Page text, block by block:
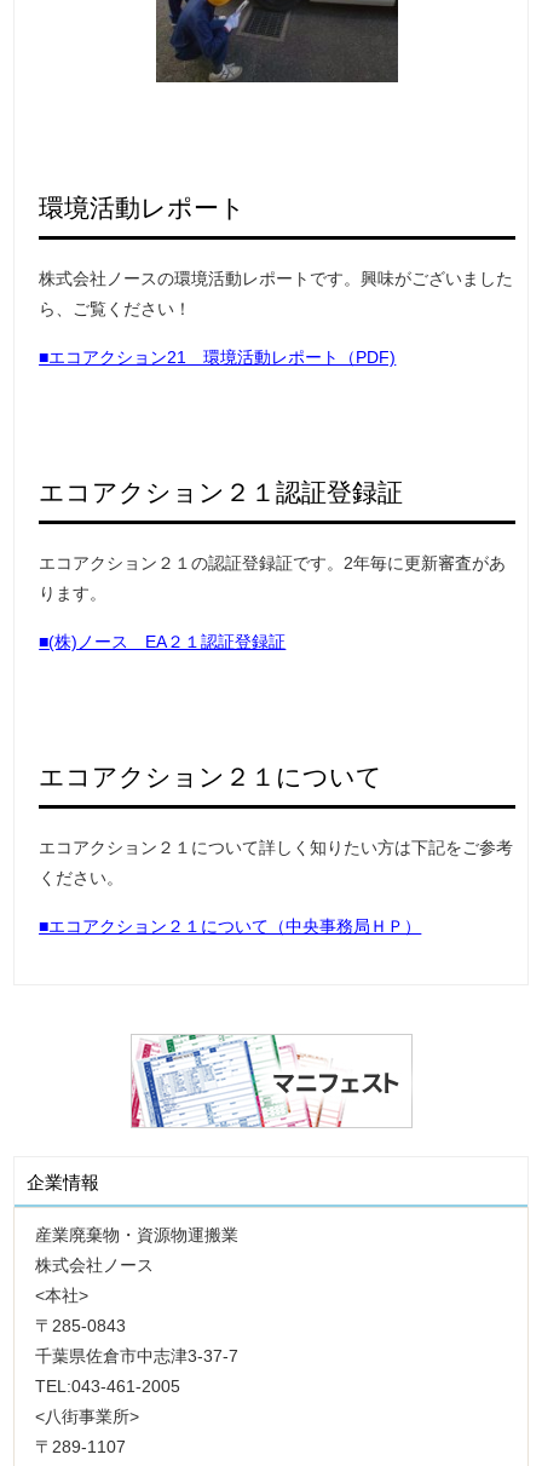
環境活動レポート
株式会社ノースの環境活動レポートです。興味がございました
ら、ご覧ください！
■エコアクション21 環境活動レポート（PDF)
エコアクション２１認証登録証
エコアクション２１の認証登録証です。2年毎に更新審査があ
ります。
■(株)ノース EA２１認証登録証
エコアクション２１について
エコアクション２１について詳しく知りたい方は下記をご参考
ください。
■エコアクション２１について（中央事務局ＨＰ）
企業情報
産業廃棄物・資源物運搬業
株式会社ノース
<本社>
〒285-0843
千葉県佐倉市中志津3-37-7
TEL:043-461-2005
<八街事業所>
〒289-1107